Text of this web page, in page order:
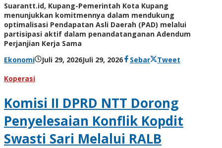
Suarantt.id, Kupang-Pemerintah Kota Kupang
menunjukkan komitmennya dalam mendukung
optimalisasi Pendapatan Asli Daerah (PAD) melalui
partisipasi aktif dalam penandatanganan Adendum
Perjanjian Kerja Sama
Ekonomi
Juli 29, 2026Juli 29, 2026olehSebar
Tweet
Koperasi
Komisi II DPRD NTT Dorong
Penyelesaian Konflik Kopdit
Swasti Sari Melalui RALB